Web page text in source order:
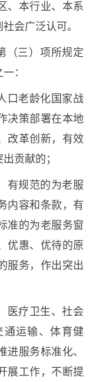
、本行业、本系
会广泛认可。
（三）项所规定
：
口老龄化国家战
决策部署在本地
改革创新，有效
贡献的；
有规范的为老服
内容和条款，有
准的为老服务窗
优惠、优待的原
服务，作出突出
医疗卫生、社会
通运输、体育健
进服务标准化、
展工作，不断提